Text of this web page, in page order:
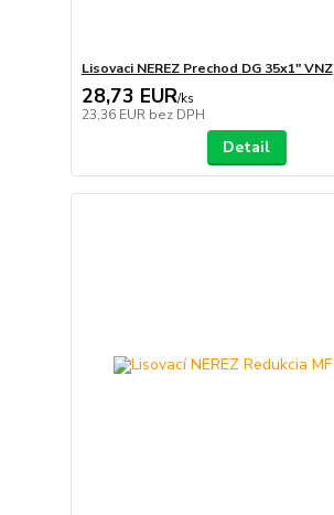
Lisovaci NEREZ Prechod DG 35x1" VNZ
28,73 EUR/ks
23,36 EUR bez DPH
Detail